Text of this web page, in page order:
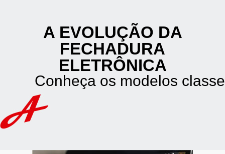
A EVOLUÇÃO DA
FECHADURA
ELETRÔNICA
Conheça os modelos classe